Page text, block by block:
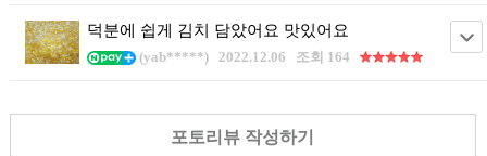
덕분에 쉽게 김치 담았어요 맛있어요
(yab*****) 2022.12.06 조회 164
포토리뷰 작성하기